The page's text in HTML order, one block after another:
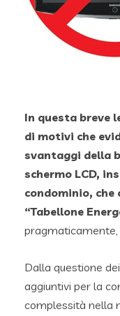
In questa breve
di motivi che
svantaggi della
schermo LCD,
condominio,
“Tabellone
pragmaticamente,
Dalla questione
aggiuntivi per la
complessità nella